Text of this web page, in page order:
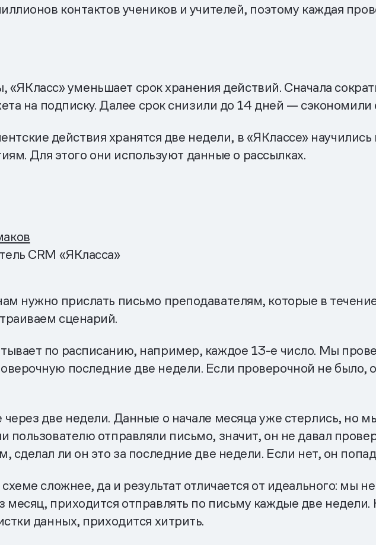
контактов учеников и учителей, поэтому каждая
«ЯКласс» уменьшает срок хранения действий. Сначала
на подписку. Далее срок снизили до 14 дней —
действия хранятся две недели, в «ЯКлассе»
Для этого они используют данные о рассылках.
CRM «ЯКласса»
нужно прислать письмо преподавателям, которые в
сценарий.
по расписанию, например, каждое 13-е число. Мы
последние две недели. Если проверочной не было,
две недели. Данные о начале месяца уже стерлись, но
пользователю отправляли письмо, значит, он не давал
сделал ли он это за последние две недели. Если нет, он
схеме сложнее, да и результат отличается от идеального: мы
месяц, приходится отправлять по письму каждые две
данных, приходится хитрить.